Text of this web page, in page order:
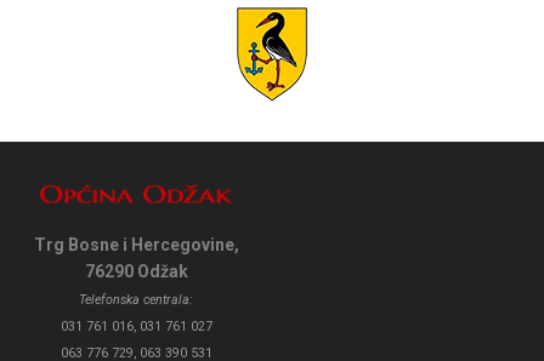
Trg Bosne i Hercegovine,
76290 Odžak
Telefonska centrala:
031 761 016, 031 761 027
063 776 729, 063 390 531